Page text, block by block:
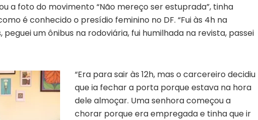
a foto do movimento “Não mereço ser estuprada”, tinha
é conhecido o presídio feminino no DF. “Fui às 4h na
um ônibus na rodoviária, fui humilhada na revista, passei
“Era para sair às 12h, mas o carcereiro decidiu
que ia fechar a porta porque estava na hora
dele almoçar. Uma senhora começou a
chorar porque era empregada e tinha que ir